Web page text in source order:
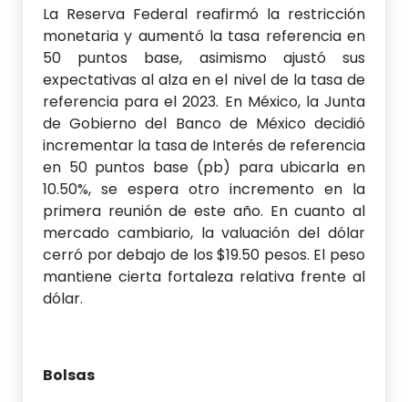
La Reserva Federal reafirmó la restricción
monetaria y aumentó la tasa referencia en
50 puntos base, asimismo ajustó sus
expectativas al alza en el nivel de la tasa de
referencia para el 2023. En México, la Junta
de Gobierno del Banco de México decidió
incrementar la tasa de Interés de referencia
en 50 puntos base (pb) para ubicarla en
10.50%, se espera otro incremento en la
primera reunión de este año. En cuanto al
mercado cambiario, la valuación del dólar
cerró por debajo de los $19.50 pesos. El peso
mantiene cierta fortaleza relativa frente al
dólar.
Bolsas